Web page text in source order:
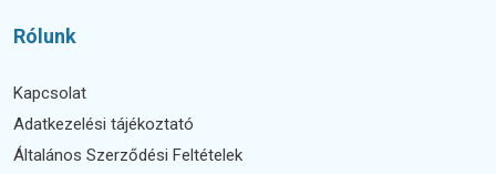
Rólunk
Kapcsolat
Adatkezelési tájékoztató
Általános Szerződési Feltételek